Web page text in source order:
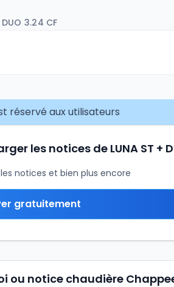
DUO 3.24 CF
réservé aux utilisateurs
les notices de LUNA ST +
notices et bien plus encore
gratuitement
notice chaudière Chappee